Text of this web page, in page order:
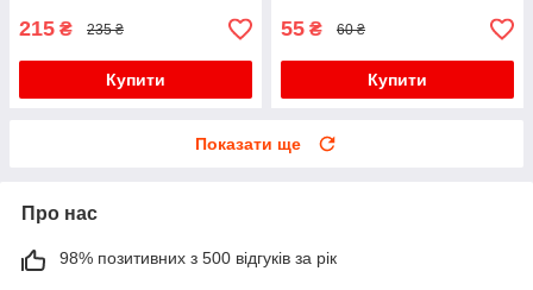
215 ₴ 235 ₴
Купити
55 ₴ 60 ₴
Купити
Показати ще
Про нас
98% позитивних з 500 відгуків за рік